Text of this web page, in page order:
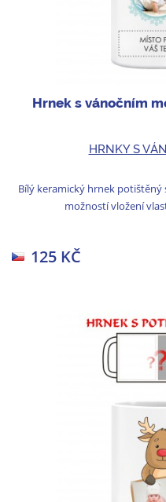
Hrnek s vánočním
HRNKY S
Bílý keramický hrnek potištěný
možností vložení
125 KČ